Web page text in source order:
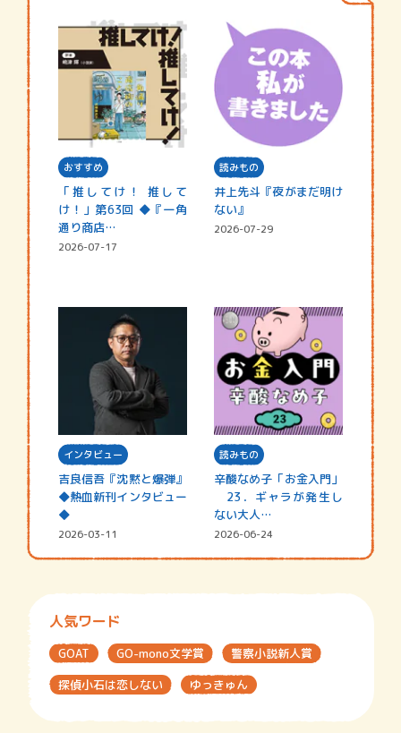
おすすめ
「推してけ！ 推して
け！」第63回 ◆『一角
通り商店…
2026-07-17
読みもの
井上先斗『夜がまだ明け
ない』
2026-07-29
インタビュー
吉良信吾『沈黙と爆弾』
◆熱血新刊インタビュー
◆
2026-03-11
読みもの
辛酸なめ子「お金入門」
23．ギャラが発生し
ない大人…
2026-06-24
人気ワード
GOAT GO-mono文学賞
警察小説新人賞
探偵小石は恋しない
ゆっきゅん